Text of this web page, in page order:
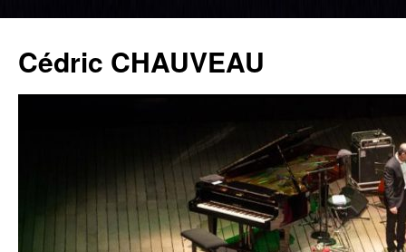
Cédric CHAUVEAU